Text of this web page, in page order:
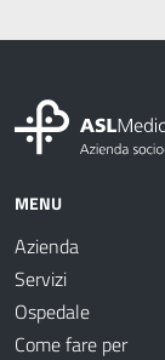
MENU
Azienda
Servizi
Ospedale
Come fare per